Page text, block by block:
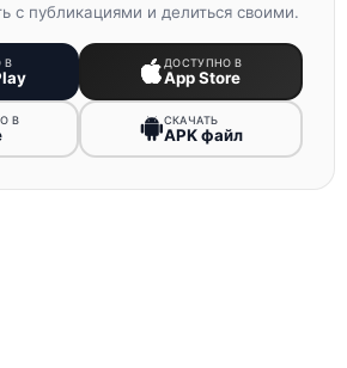
с публикациями и делиться своими.
В ДОСТУПНО В
App Store
В СКАЧАТЬ
APK файл